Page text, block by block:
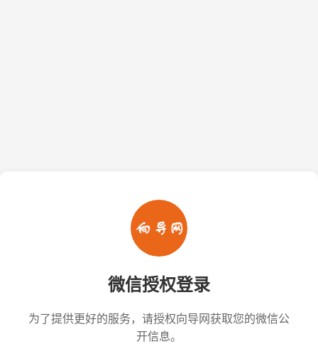
微信授权登录
为了提供更好的服务，请授权向导网获取您的微信公
开信息。